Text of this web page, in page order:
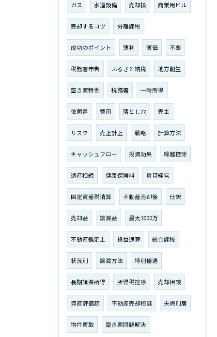
ガス 水道設備 売却損 商業用ビル
売却するコツ 分離課税
成功のポイント 薄利 薄価 不要
税務署申告 ふるさと納税 地方創生
空き家特例 税務署 一時所得
依頼書 費用 落とし穴 売主
リスク 売上計上 戦略 計算方法
キャッシュフロー 投資効果 繰越控除
遺産相続 健康保険料 賃貸経営
固定資産税清算 不動産売却後 仕訳
売却益 譲渡益 最大3000万
不動産鑑定士 損益通算 総合課税
状況別 譲渡方法 特別優遇
長期譲渡所得 所得税控除 売却相談
資産評価額 不動産売却相談 夫婦別居
物件買取 空き家問題解決